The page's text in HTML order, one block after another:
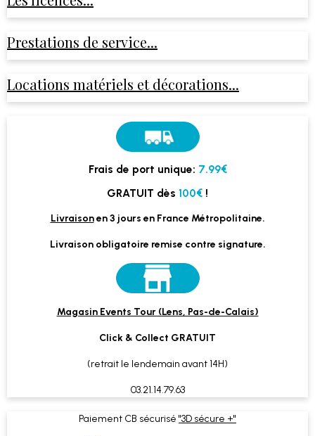
Prestations de service...
Locations matériels et décorations...
Frais de port unique: 7.99€
GRATUIT dès 100€ !
Livraisonen 3 jours en France Métropolitaine.
Livraison obligatoire remise contre signature.
Magasin Events Tour (Lens, Pas-de-Calais)
Click & Collect GRATUIT
(retrait le lendemain avant 14H)
03.21.14.79.63
Paiement CB sécurisé "3D sécure +"